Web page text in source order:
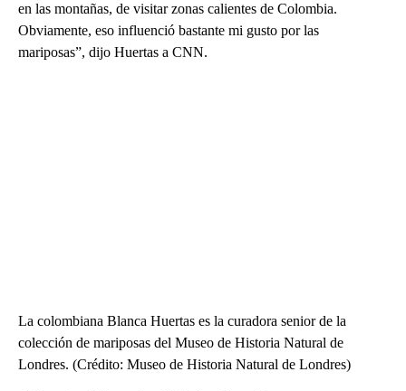
en las montañas, de visitar zonas calientes de Colombia.
Obviamente, eso influenció bastante mi gusto por las
mariposas”, dijo Huertas a CNN.
La colombiana Blanca Huertas es la curadora senior de la
colección de mariposas del Museo de Historia Natural de
Londres. (Crédito: Museo de Historia Natural de Londres)